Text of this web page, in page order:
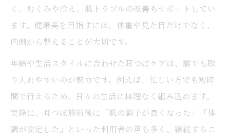
く、むくみや冷え、肌トラブルの改善もサポートしてい
ます。健康美を目指すには、体重や見た目だけでなく、
内側から整えることが大切です。
年齢や生活スタイルに合わせた耳つぼケアは、誰でも取
り入れやすいのが魅力です。例えば、忙しい方でも短時
間で行えるため、日々の生活に無理なく組み込めます。
実際に、耳つぼ施術後に「肌の調子が良くなった」「体
調が安定した」といった利用者の声も多く、継続するこ